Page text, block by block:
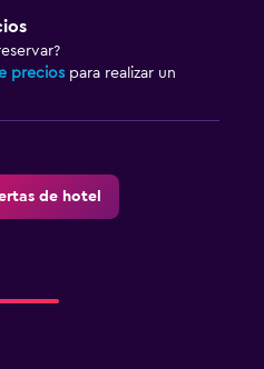
por escaleras
precios para realizar un
de hotel